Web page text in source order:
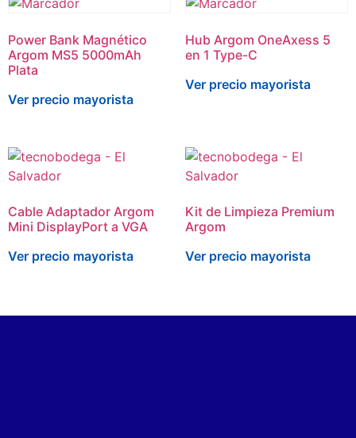
Power Bank Magnético
Argom MS5 5000mAh
Plata
Ver precio mayorista
Hub Argom OneAxess 5
en 1 Type-C
Ver precio mayorista
Cable Adaptador Argom
Mini DisplayPort a VGA
Ver precio mayorista
Kit de Limpieza Premium
Argom
Ver precio mayorista